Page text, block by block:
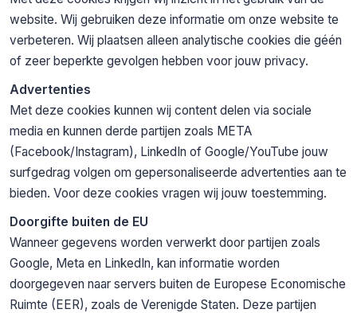
website. Wij gebruiken deze informatie om onze website te
verbeteren. Wij plaatsen alleen analytische cookies die géén
of zeer beperkte gevolgen hebben voor jouw privacy.
Advertenties
Met deze cookies kunnen wij content delen via sociale
media en kunnen derde partijen zoals META
(Facebook/Instagram), LinkedIn of Google/YouTube jouw
surfgedrag volgen om gepersonaliseerde advertenties aan te
bieden. Voor deze cookies vragen wij jouw toestemming.
Doorgifte buiten de EU
Wanneer gegevens worden verwerkt door partijen zoals
Google, Meta en LinkedIn, kan informatie worden
doorgegeven naar servers buiten de Europese Economische
Ruimte (EER), zoals de Verenigde Staten. Deze partijen